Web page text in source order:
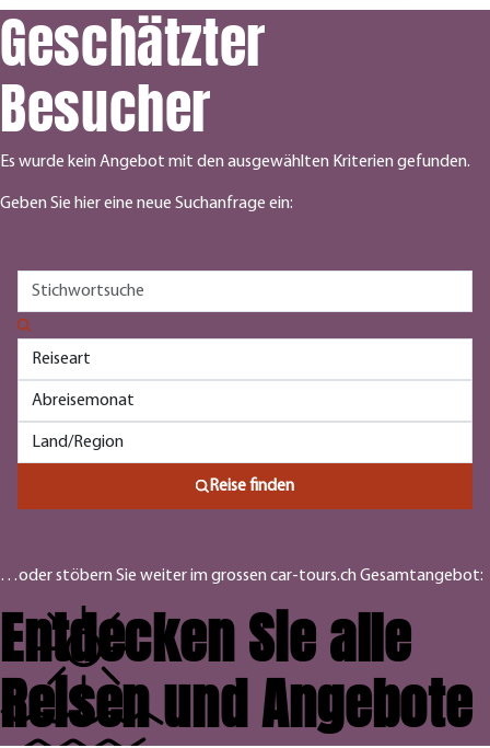
Geschätzter
Besucher
Es wurde kein Angebot mit den ausgewählten Kriterien gefunden.
Geben Sie hier eine neue Suchanfrage ein:
Reise finden
…oder stöbern Sie weiter im grossen car-tours.ch Gesamtangebot:
Entdecken Sie alle
Reisen und Angebote